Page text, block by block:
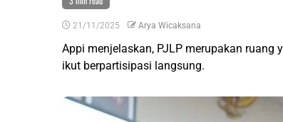
21/11/2025 Arya Wicaksana
Appi menjelaskan, PJLP merupakan
ikut berpartisipasi langsung.